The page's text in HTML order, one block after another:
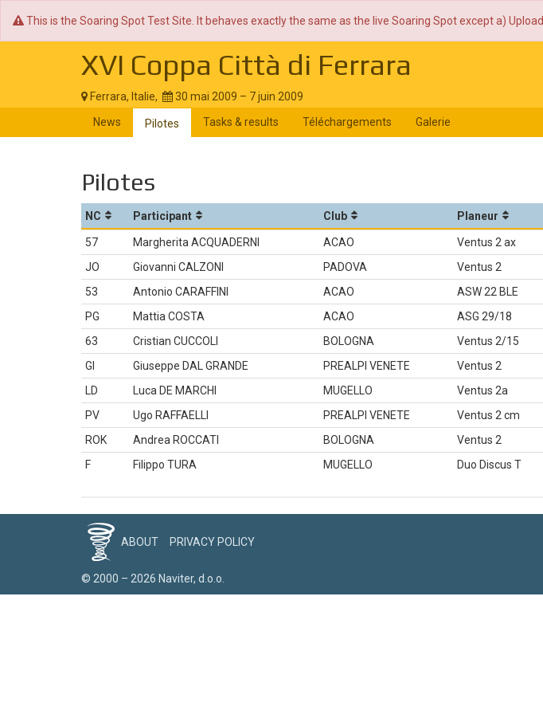
This is the Soaring Spot Test Site. It behaves exactly the same as the live Soaring Spot except a)
XVI Coppa Città di Ferrara
Ferrara, Italie,
30 mai 2009 – 7 juin 2009
News
Pilotes Tasks & results Téléchargements Galerie
Pilotes
NC Participant Club Planeur
57 Margherita ACQUADERNI ACAO Ventus 2 ax
JO
Giovanni CALZONI PADOVA Ventus 2
53
Antonio CARAFFINI ACAO ASW 22 BLE
PG
Mattia COSTA ACAO ASG 29/18
63
Cristian CUCCOLI BOLOGNA Ventus 2/15
GI
Giuseppe DAL GRANDE PREALPI VENETE Ventus 2
LD
Luca DE MARCHI MUGELLO Ventus 2a
PV
Ugo RAFFAELLI PREALPI VENETE Ventus 2 cm
ROK
Andrea ROCCATI BOLOGNA Ventus 2
F
Filippo TURA MUGELLO Duo Discus T
ABOUT PRIVACY POLICY
© 2000 – 2026 Naviter, d.o.o.